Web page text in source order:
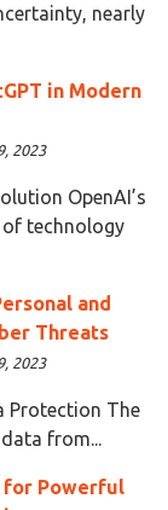
nearly
in Modern
2023
OpenAI’s
of technology
and
Threats
2023
Protection The
from...
for Powerful